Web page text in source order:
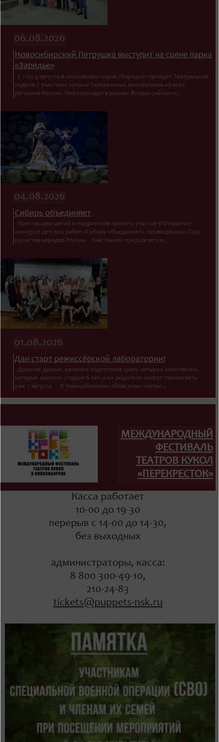
06.08.2026
Новосибирский Петрушка выступит на сцене парка
«Зарядье»
С 1 по 9 августа в московском парке «Зарядье» пройдет Театральная
неделя с участием лучших театральных коллективов из всех
регионов России. Она проходит в рамках Всероссийского...
04.08.2026
Сибирь объединяет
Приглашаем детей и подростков принять участие в Открытом
конкурсе детских работ «Сибирь объединяет», посвящённом Году
единства народов России. Участникам предлагается...
01.08.2026
Дан старт режиссёрской лаборатории!
Дорогие друзья, началась подготовка сразу четырех спектаклей,
которые зрители старше 6 лет и их родители смогут посмотреть
уже 7 августа. В Новосибирском областном театре...
МЕЖДУНАРОДНЫЙ
ФЕСТИВАЛЬ
ТЕАТРОВ КУКОЛ
«ПЕРЕКРЕСТОК»
Касса работает
10-00 до 19-30
перерыв с 14-00 до 14-30,
без выходных
администраторы, касса:
8 800 300-49-10,
210-24-83
tickets@puppets-nsk.ru